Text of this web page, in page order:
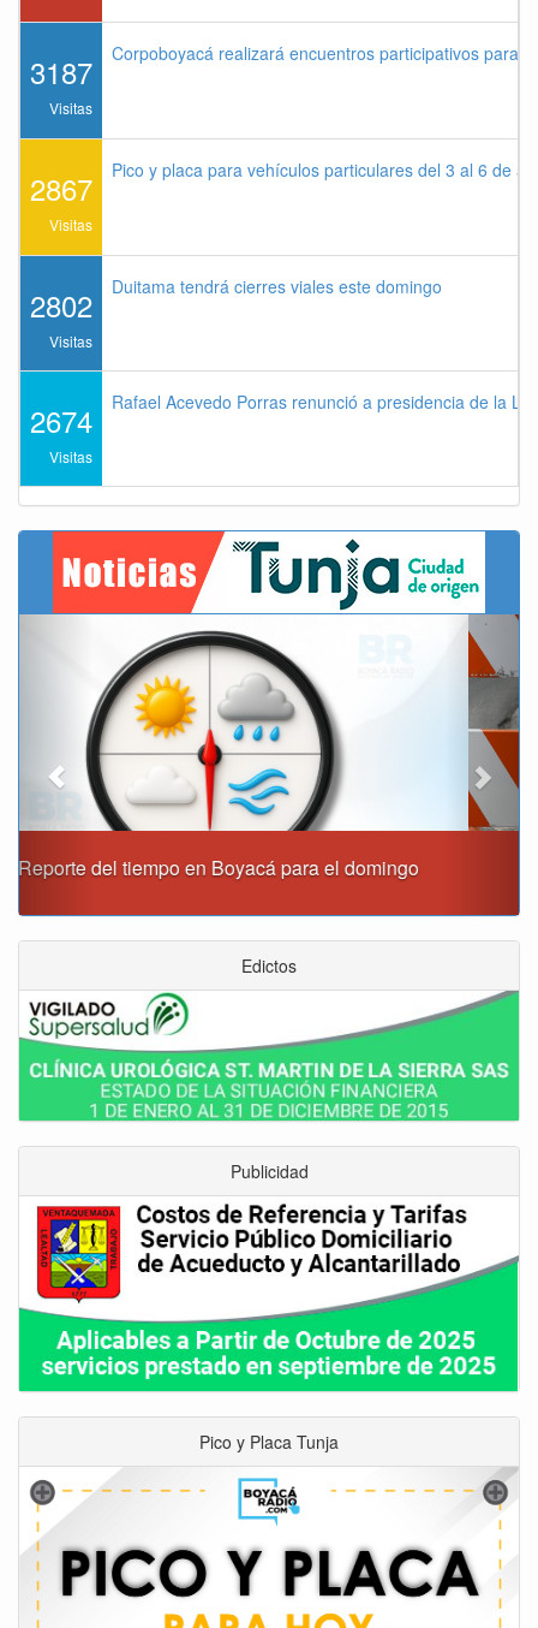
3187
Visitas
Corpoboyacá realizará encuentros participativos para
2867
Visitas
Pico y placa para vehículos particulares del 3 al 6 de
2802
Visitas
Duitama tendrá cierres viales este domingo
2674
Visitas
Rafael Acevedo Porras renunció a presidencia de la
Este domingo habrá cierres viales en Tunja
Next
Edictos
Publicidad
Pico y Placa Tunja